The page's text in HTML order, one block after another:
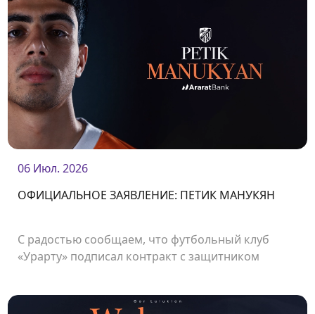
06 Июл. 2026
ОФИЦИАЛЬНОЕ ЗАЯВЛЕНИЕ: ПЕТИК МАНУКЯН
С радостью сообщаем, что футбольный клуб
«Урарту» подписал контракт с защитником